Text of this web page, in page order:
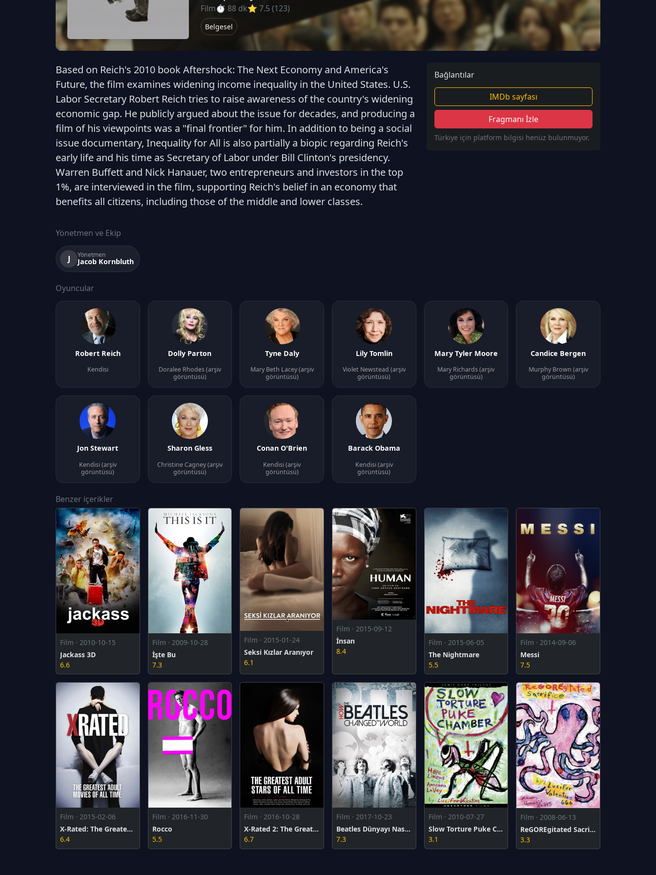
Film⏱ 88 dk⭐ 7.5 (123)
Belgesel
Based on Reich's 2010 book Aftershock: The Next Economy and America's
Future, the film examines widening income inequality in the United States. U.S.
Labor Secretary Robert Reich tries to raise awareness of the country's widening
economic gap. He publicly argued about the issue for decades, and producing a
film of his viewpoints was a "final frontier" for him. In addition to being a social
issue documentary, Inequality for All is also partially a biopic regarding Reich's
early life and his time as Secretary of Labor under Bill Clinton's presidency.
Warren Buffett and Nick Hanauer, two entrepreneurs and investors in the top
1%, are interviewed in the film, supporting Reich's belief in an economy that
benefits all citizens, including those of the middle and lower classes.
Bağlantılar
IMDb sayfası
Fragmanı İzle
Türkiye için platform bilgisi henüz bulunmuyor.
Yönetmen ve Ekip
J Yönetmen
Jacob Kornbluth
Oyuncular
Robert Reich
Kendisi
Dolly Parton
Doralee Rhodes (arşiv
görüntüsü)
Tyne Daly
Mary Beth Lacey (arşiv
görüntüsü)
Lily Tomlin
Violet Newstead (arşiv
görüntüsü)
Mary Tyler Moore
Mary Richards (arşiv
görüntüsü)
Candice Bergen
Murphy Brown (arşiv
görüntüsü)
Jon Stewart
Kendisi (arşiv
görüntüsü)
Sharon Gless
Christine Cagney (arşiv
görüntüsü)
Conan O'Brien
Kendisi (arşiv
görüntüsü)
Barack Obama
Kendisi (arşiv
görüntüsü)
Benzer içerikler
Film · 2010-10-15
Jackass 3D
6.6
Film · 2009-10-28
İşte Bu
7.3
Film · 2015-01-24
Seksi Kızlar Aranıyor
6.1
Film · 2015-09-12
İnsan
8.4
Film · 2015-06-05
The Nightmare
5.5
Film · 2014-09-06
Messi
7.5
Film · 2015-02-06
X-Rated: The Greatest Adult Movies of All Time
6.4
Film · 2016-11-30
Rocco
5.5
Film · 2016-10-28
X-Rated 2: The Greatest Adult Stars of All-Time
6.7
Film · 2017-10-23
Beatles Dünyayı Nasıl Değiştirdi?
7.3
Film · 2010-07-27
Slow Torture Puke Chamber
3.1
Film · 2008-06-13
ReGOREgitated Sacrifice
3.3